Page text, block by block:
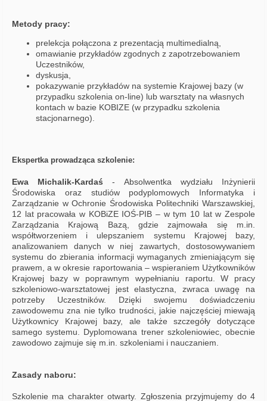
Metody pracy:
prelekcja połączona z prezentacją multimedialną,
omawianie przykładów zgodnych z zapotrzebowaniem
Uczestników,
dyskusja,
pokazywanie przykładów na systemie Krajowej bazy (w
przypadku szkolenia on-line) lub warsztaty na własnych
kontach w bazie KOBIZE (w przypadku szkolenia
stacjonarnego).
Ekspertka prowadząca szkolenie:
Ewa Michalik-Kardaś - Absolwentka wydziału Inżynierii
Środowiska oraz studiów podyplomowych Informatyka i
Zarządzanie w Ochronie Środowiska Politechniki Warszawskiej,
12 lat pracowała w KOBiZE IOŚ-PIB – w tym 10 lat w Zespole
Zarządzania Krajową Bazą, gdzie zajmowała się m.in.
współtworzeniem i ulepszaniem systemu Krajowej bazy,
analizowaniem danych w niej zawartych, dostosowywaniem
systemu do zbierania informacji wymaganych zmieniającym się
prawem, a w okresie raportowania – wspieraniem Użytkowników
Krajowej bazy w poprawnym wypełnianiu raportu. W pracy
szkoleniowo-warsztatowej jest elastyczna, zwraca uwagę na
potrzeby Uczestników. Dzięki swojemu doświadczeniu
zawodowemu zna nie tylko trudności, jakie najczęściej miewają
Użytkownicy Krajowej bazy, ale także szczegóły dotyczące
samego systemu. Dyplomowana trener szkoleniowiec, obecnie
zawodowo zajmuje się m.in. szkoleniami i nauczaniem.
Zasady naboru:
Szkolenie ma charakter otwarty. Zgłoszenia przyjmujemy do 4